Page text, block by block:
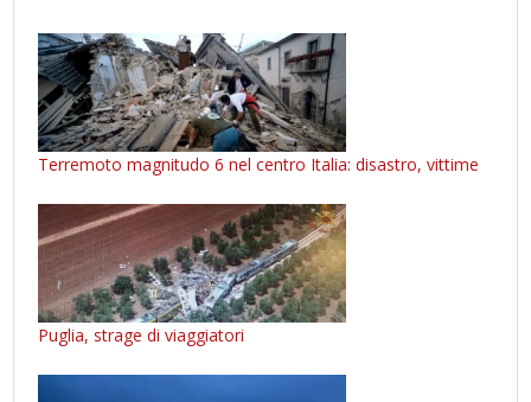
Terremoto magnitudo 6 nel centro Italia: disastro, vittime
Puglia, strage di viaggiatori